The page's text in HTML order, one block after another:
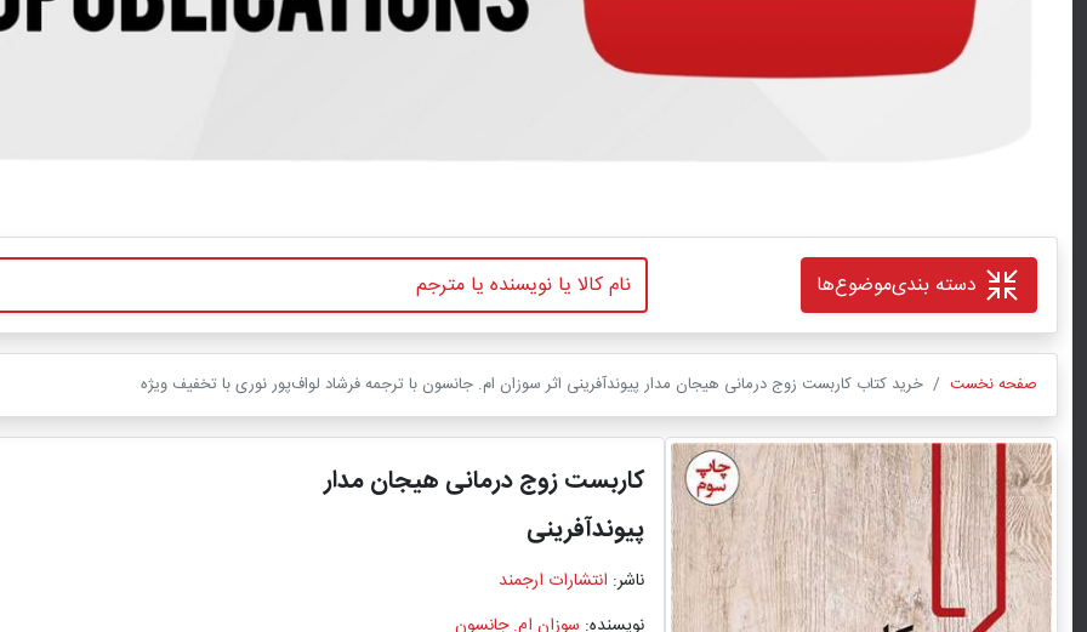
دسته بندیموضوع‌ها
صفحه نخست خرید کتاب کاربست زوج درمانی هیجان مدار پیوندآفرینی اثر سوزان ام. جانسون با ترجمه فرشاد لواف‌پور نوری با تخفیف ویژه
کاربست زوج درمانی هیجان مدار
پیوندآفرینی
ناشر: انتشارات ارجمند
نویسنده: سوزان ام. جانسون